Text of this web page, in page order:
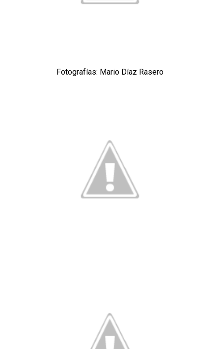
OFICIAL | Juanlu se marcha al Bournemouth
Fotografías: Mario Díaz Rasero